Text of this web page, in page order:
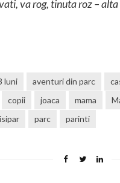
va rog, tinuta roz –
luni aventuri din parc
copii joaca mama
parc parinti